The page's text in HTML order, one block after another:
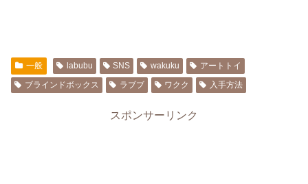
一般 labubu SNS wakuku
アートトイ
ブラインドボックス
ラブブ ワクク 入手方法
スポンサーリンク